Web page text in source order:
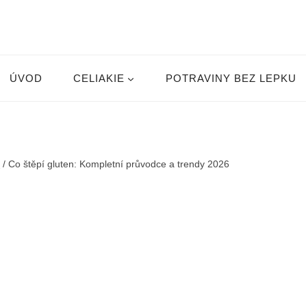
ÚVOD CELIAKIE POTRAVINY BEZ LEPKU
/ Co štěpí gluten: Kompletní průvodce a trendy 2026